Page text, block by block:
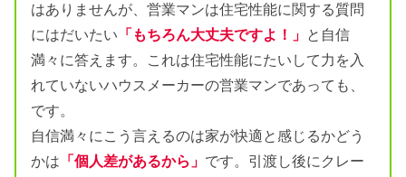
はありませんが、営業マンは住宅性能に関する質問
にはだいたい 「もちろん大丈夫ですよ！」 と自信
満々に答えます。これは住宅性能にたいして力を入
れていないハウスメーカーの営業マンであっても、
です。
自信満々にこう言えるのは家が快適と感じるかどう
かは 「個人差があるから」 です。引渡し後にクレー